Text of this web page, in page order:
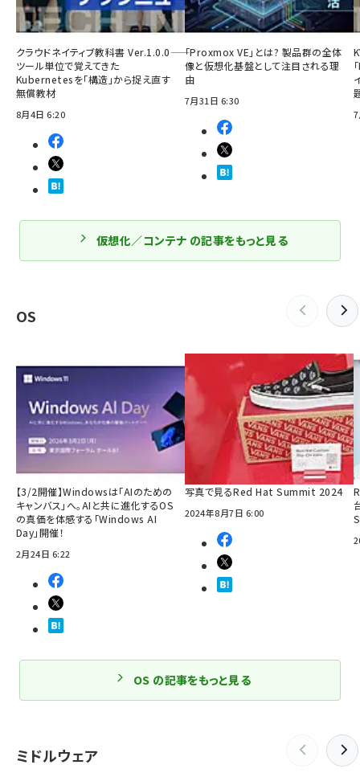
クラウドネイティブ教科書 Ver.1.0.0――
ツール単位で覚えてきた
Kubernetesを「構造」から捉え直す
無償教材
8月4日 6:20
「Proxmox VE」とは? 製品群の全体
像と仮想化基盤として注目される理
由
7月31日 6:30
仮想化／コンテナ の記事をもっと見る
OS
【3/2開催】Windowsは「AIのための
キャンバス」へ。AIと共に進化するOS
の真価を体感する「Windows AI
Day」開催！
2月24日 6:22
写真で見るRed Hat Summit 2024
2024年8月7日 6:00
OS の記事をもっと見る
ミドルウェア